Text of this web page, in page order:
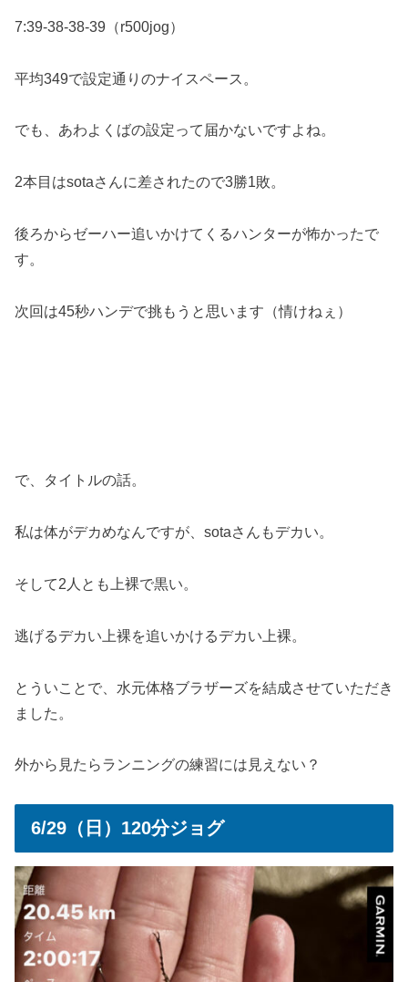
7:39-38-38-39（r500jog）
平均349で設定通りのナイスペース。
でも、あわよくばの設定って届かないですよね。
2本目はsotaさんに差されたので3勝1敗。
後ろからゼーハー追いかけてくるハンターが怖かったで
す。
次回は45秒ハンデで挑もうと思います（情けねぇ）
で、タイトルの話。
私は体がデカめなんですが、sotaさんもデカい。
そして2人とも上裸で黒い。
逃げるデカい上裸を追いかけるデカい上裸。
とういことで、水元体格ブラザーズを結成させていただき
ました。
外から見たらランニングの練習には見えない？
6/29（日）120分ジョグ